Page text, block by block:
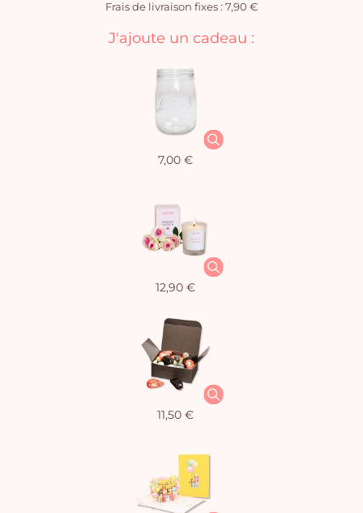
Frais de livraison fixes : 7,90 €
J'ajoute un cadeau :
7,00 €
12,90 €
11,50 €